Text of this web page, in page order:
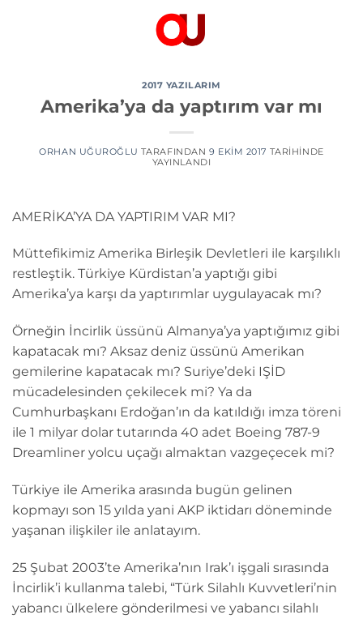
2017 YAZILARIM
Amerika’ya da yaptırım var mı
ORHAN UĞUROĞLU TARAFINDAN 9 EKIM 2017 TARIHINDE
YAYINLANDI
AMERİKA’YA DA YAPTIRIM VAR MI?
Müttefikimiz Amerika Birleşik Devletleri ile karşılıklı
restleştik. Türkiye Kürdistan’a yaptığı gibi
Amerika’ya karşı da yaptırımlar uygulayacak mı?
Örneğin İncirlik üssünü Almanya’ya yaptığımız gibi
kapatacak mı? Aksaz deniz üssünü Amerikan
gemilerine kapatacak mı? Suriye’deki IŞİD
mücadelesinden çekilecek mi? Ya da
Cumhurbaşkanı Erdoğan’ın da katıldığı imza töreni
ile 1 milyar dolar tutarında 40 adet Boeing 787-9
Dreamliner yolcu uçağı almaktan vazgeçecek mi?
Türkiye ile Amerika arasında bugün gelinen
kopmayı son 15 yılda yani AKP iktidarı döneminde
yaşanan ilişkiler ile anlatayım.
25 Şubat 2003’te Amerika’nın Irak’ı işgali sırasında
İncirlik’i kullanma talebi, “Türk Silahlı Kuvvetleri’nin
yabancı ülkelere gönderilmesi ve yabancı silahlı